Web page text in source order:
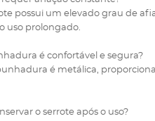
possui um elevado grau de
uso prolongado.
é confortável e segura?
é metálica,
o serrote após o uso?